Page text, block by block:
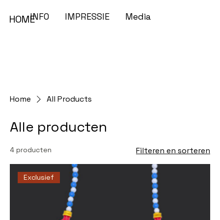
HOMEINFO IMPRESSIE Media
Home All Products
Alle producten
4 producten Filteren en sorteren
Exclusief